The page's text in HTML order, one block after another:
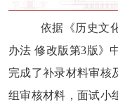
依据《历史文
办法 修改版第3版》
完成了补录材料审核
组审核材料，面试小